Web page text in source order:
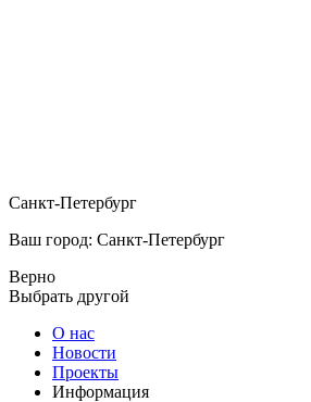
Санкт-Петербург
Ваш город: Санкт-Петербург
Верно
Выбрать другой
О нас
Новости
Проекты
Информация